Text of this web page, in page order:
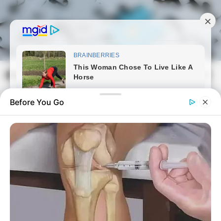
Skip
to
content
Magyarmozaik.com
Before You Go